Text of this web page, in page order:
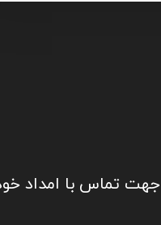
جهت تماس با امداد خودرو یا